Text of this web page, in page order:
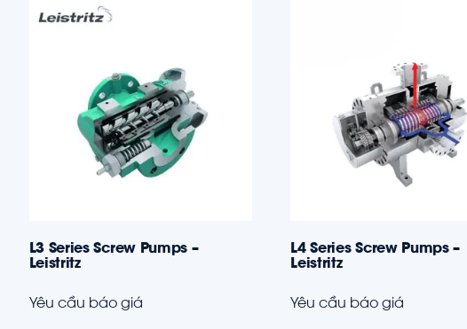
L3 Series Screw Pumps –
Leistritz
Yêu cầu báo giá
L4 Series Screw Pumps –
Leistritz
Yêu cầu báo giá